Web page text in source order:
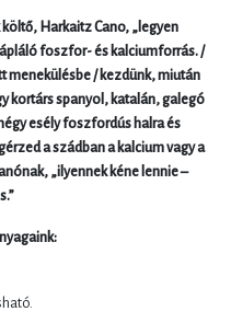
Harkaitz Cano, „legyen
foszfor- és kalciumforrás. /
menekülésbe / kezdünk, miután
kortárs spanyol, katalán, galegó
esély foszfordús halra és
a szádban a kalcium vagy a
„ilyennek kéne lennie –